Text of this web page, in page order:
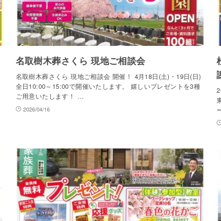
名取樹木葬さくら 現地ご相談会
名取樹木葬さくら 現地ご相談会 開催！ 4月18日(土)・19日(日)
全日10:00～15:00で開催いたします。 嬉しいプレゼントを3種
ご用意いたします！ …
2026/04/16